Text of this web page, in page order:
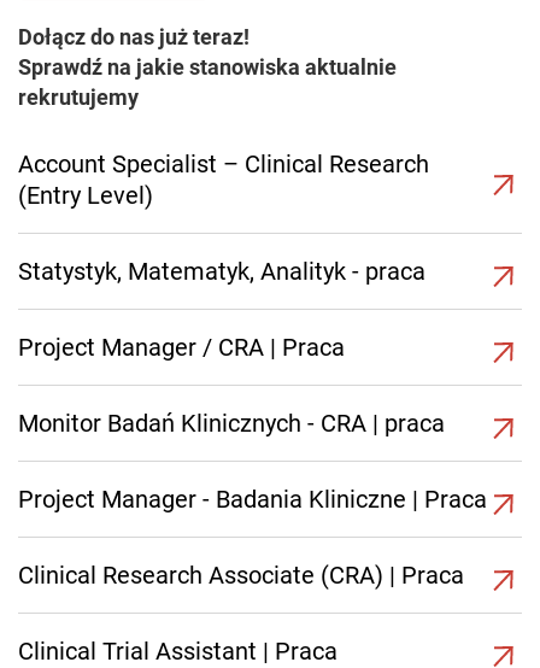
Dołącz do nas już teraz!
Sprawdź na jakie stanowiska aktualnie
rekrutujemy
Account Specialist – Clinical Research
(Entry Level)
Statystyk, Matematyk, Analityk - praca
Project Manager / CRA | Praca
Monitor Badań Klinicznych - CRA | praca
Project Manager - Badania Kliniczne | Praca
Clinical Research Associate (CRA) | Praca
Clinical Trial Assistant | Praca